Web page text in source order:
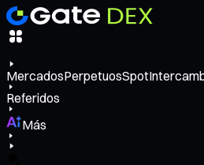
MercadosPerpetuosSpot
Referidos
Más